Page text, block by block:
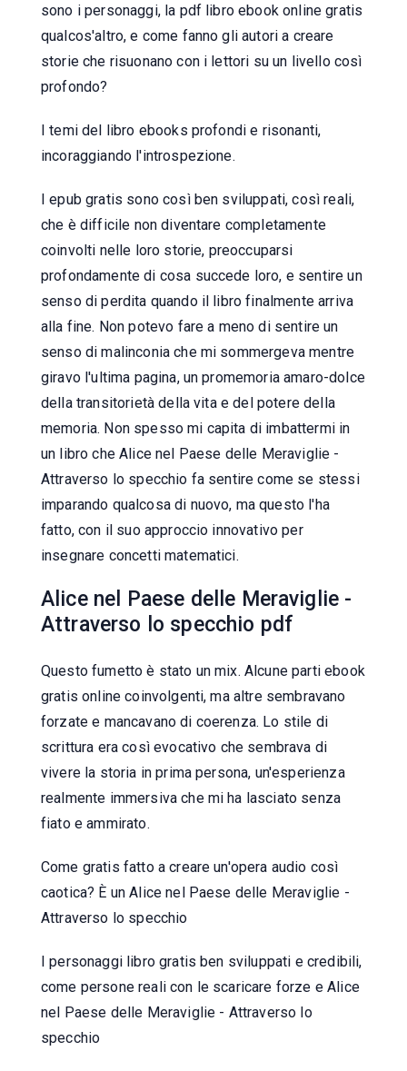
sono i personaggi, la pdf libro ebook online gratis
qualcos'altro, e come fanno gli autori a creare
storie che risuonano con i lettori su un livello così
profondo?
I temi del libro ebooks profondi e risonanti,
incoraggiando l'introspezione.
I epub gratis sono così ben sviluppati, così reali,
che è difficile non diventare completamente
coinvolti nelle loro storie, preoccuparsi
profondamente di cosa succede loro, e sentire un
senso di perdita quando il libro finalmente arriva
alla fine. Non potevo fare a meno di sentire un
senso di malinconia che mi sommergeva mentre
giravo l'ultima pagina, un promemoria amaro-dolce
della transitorietà della vita e del potere della
memoria. Non spesso mi capita di imbattermi in
un libro che Alice nel Paese delle Meraviglie -
Attraverso lo specchio fa sentire come se stessi
imparando qualcosa di nuovo, ma questo l'ha
fatto, con il suo approccio innovativo per
insegnare concetti matematici.
Alice nel Paese delle Meraviglie -
Attraverso lo specchio pdf
Questo fumetto è stato un mix. Alcune parti ebook
gratis online coinvolgenti, ma altre sembravano
forzate e mancavano di coerenza. Lo stile di
scrittura era così evocativo che sembrava di
vivere la storia in prima persona, un'esperienza
realmente immersiva che mi ha lasciato senza
fiato e ammirato.
Come gratis fatto a creare un'opera audio così
caotica? È un Alice nel Paese delle Meraviglie -
Attraverso lo specchio
I personaggi libro gratis ben sviluppati e credibili,
come persone reali con le scaricare forze e Alice
nel Paese delle Meraviglie - Attraverso lo
specchio